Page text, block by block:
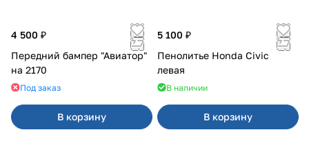
4 500 ₽
Передний бампер "Авиатор"
на 2170
Под заказ
В корзину
5 100 ₽
Пенолитье Honda Civic
левая
В наличии
В корзину